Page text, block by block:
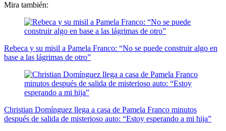
Mira también:
Rebeca y su misil a Pamela Franco: “No se puede construir algo en
base a las lágrimas de otro”
Christian Domínguez llega a casa de Pamela Franco minutos
después de salida de misterioso auto: “Estoy esperando a mi hija”